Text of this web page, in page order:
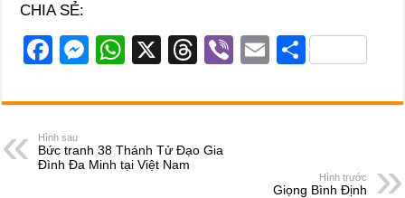
CHIA SẺ:
F
c
e
b
M
ss
n
W
at
A
X
T
e
d
Vi
er
E
ail
S
ar
Hình sau
Bức tranh 38 Thánh Tử Đạo Gia
Đình Đa Minh tại Việt Nam
Hình trước
Giọng Bình Định